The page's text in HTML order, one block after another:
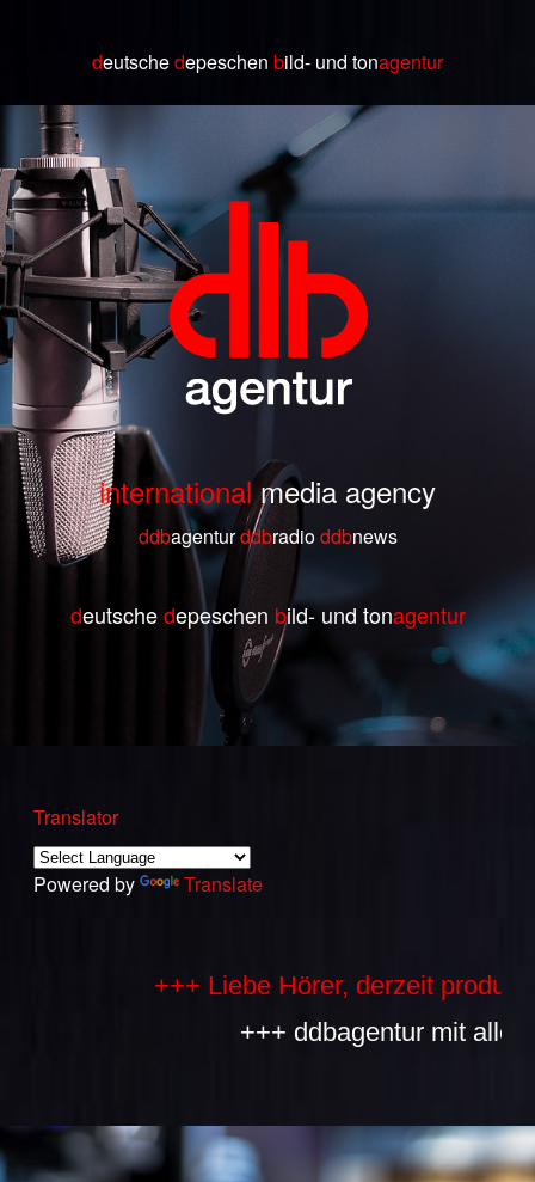
deutschedepeschen bild- und tonagentur
internationalmedia agency
ddbagenturddbradioddbnews
deutschedepeschen bild- und tonagentur
Translator
Powered by Translate
+++ Liebe Hörer, derzeit
+++ ddbagentur mit allen